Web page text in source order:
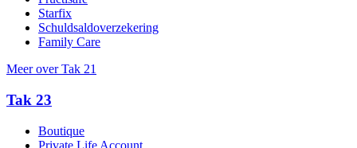
Starfix
Schuldsaldoverzekering
Family Care
Meer over Tak 21
Tak 23
Boutique
Private Life Account